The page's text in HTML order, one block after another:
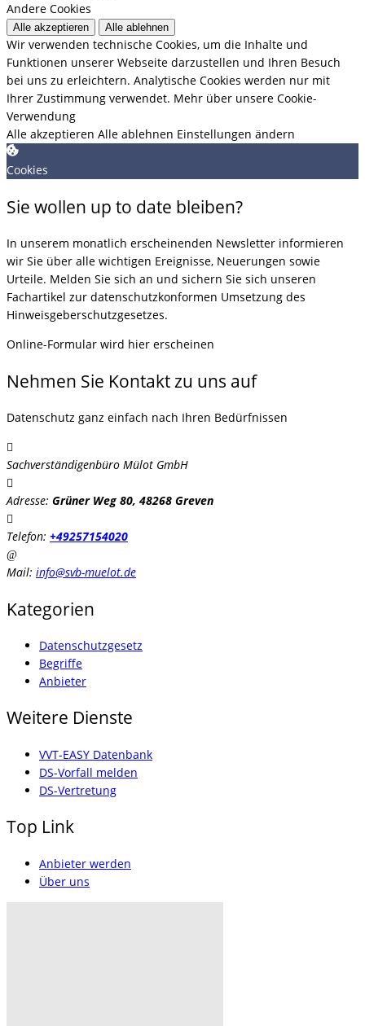
Andere Cookies
Alle akzeptieren Alle ablehnen
Wir verwenden technische Cookies, um die Inhalte und
Funktionen unserer Webseite darzustellen und Ihren Besuch
bei uns zu erleichtern. Analytische Cookies werden nur mit
Ihrer Zustimmung verwendet. Mehr über unsere Cookie-
Verwendung
Alle akzeptieren Alle ablehnen Einstellungen ändern
Cookies
Sie wollen up to date bleiben?
In unserem monatlich erscheinenden Newsletter informieren
wir Sie über alle wichtigen Ereignisse, Neuerungen sowie
Urteile. Melden Sie sich an und sichern Sie sich unseren
Fachartikel zur datenschutzkonformen Umsetzung des
Hinweisgeberschutzgesetzes.
Online-Formular wird hier erscheinen
Nehmen Sie Kontakt zu uns auf
Datenschutz ganz einfach nach Ihren Bedürfnissen
Sachverständigenbüro Mülot GmbH
Adresse: Grüner Weg 80, 48268 Greven
Telefon: +49257154020
Mail: info@svb-muelot.de
Kategorien
Datenschutzgesetz
Begriffe
Anbieter
Weitere Dienste
VVT-EASY Datenbank
DS-Vorfall melden
DS-Vertretung
Top Link
Anbieter werden
Über uns